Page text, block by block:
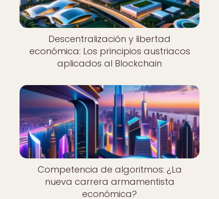
Descentralización y libertad
económica: Los principios austriacos
aplicados al Blockchain
Competencia de algoritmos: ¿La
nueva carrera armamentista
económica?